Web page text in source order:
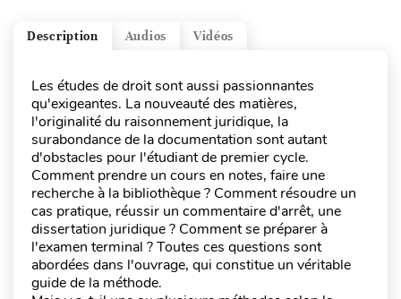
Vidéos
Audios
Description
Les études de droit sont aussi passionnantes
qu'exigeantes. La nouveauté des matières,
l'originalité du raisonnement juridique, la
surabondance de la documentation sont autant
d'obstacles pour l'étudiant de premier cycle.
Comment prendre un cours en notes, faire une
recherche à la bibliothèque ? Comment résoudre un
cas pratique, réussir un commentaire d'arrêt, une
dissertation juridique ? Comment se préparer à
l'examen terminal ? Toutes ces questions sont
abordées dans l'ouvrage, qui constitue un véritable
guide de la méthode.